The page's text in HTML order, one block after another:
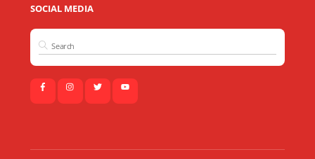
SOCIAL MEDIA